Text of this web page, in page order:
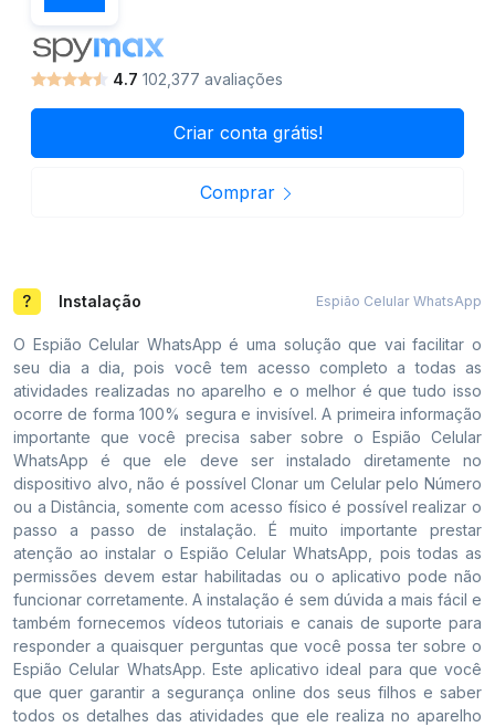
4.7 102,377 avaliações
Criar conta grátis!
Comprar
Instalação Espião Celular WhatsApp
O Espião Celular WhatsApp é uma solução que vai facilitar o
seu dia a dia, pois você tem acesso completo a todas as
atividades realizadas no aparelho e o melhor é que tudo isso
ocorre de forma 100% segura e invisível. A primeira informação
importante que você precisa saber sobre o Espião Celular
WhatsApp é que ele deve ser instalado diretamente no
dispositivo alvo, não é possível Clonar um Celular pelo Número
ou a Distância, somente com acesso físico é possível realizar o
passo a passo de instalação. É muito importante prestar
atenção ao instalar o Espião Celular WhatsApp, pois todas as
permissões devem estar habilitadas ou o aplicativo pode não
funcionar corretamente. A instalação é sem dúvida a mais fácil e
também fornecemos vídeos tutoriais e canais de suporte para
responder a quaisquer perguntas que você possa ter sobre o
Espião Celular WhatsApp. Este aplicativo ideal para que você
que quer garantir a segurança online dos seus filhos e saber
todos os detalhes das atividades que ele realiza no aparelho